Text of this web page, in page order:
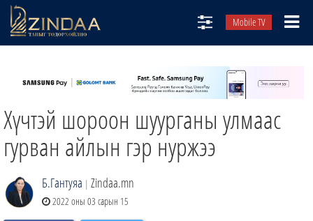
Mobile TV
ТВ8
ӨГЛӨӨНИЙ СОНИН
АУДИО ЗОХИОЛ
ЗИНДАА СЭТГҮҮЛ
Хүчтэй шороон шуурганы улмаас
гурван айлын гэр нуржээ
Б.Гантуяа | Zindaa.mn
2022 оны 03 сарын 15